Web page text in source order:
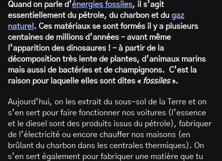
Quand on parle d’énergies fossiles, il s’agit
essentiellement du pétrole, du charbon et du gaz
naturel . Ces matériaux se sont formés il y a plusieurs
centaines de millions d’années – avant même
l’apparition des dinosaures ! – à partir de la
décomposition très lente de plantes, d’animaux marins
mais aussi de bactéries et de champignons. C’est la
raison pour laquelle elles sont dites « fossiles».
Aujourd’hui, on les extrait du sous-sol de la Terre et on
s’en sert pour faire fonctionner nos voitures (l’essence
et le diesel sont des produits issus du pétrole), fabriquer
de l’électricité ou encore chauffer nos maisons (en
brûlant du charbon dans les centrales thermiques). On
s’en sert également pour fabriquer une matière que tu